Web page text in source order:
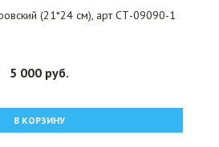
(21*24 см), арт СТ-09090-1
5 000 руб.
В КОРЗИНУ